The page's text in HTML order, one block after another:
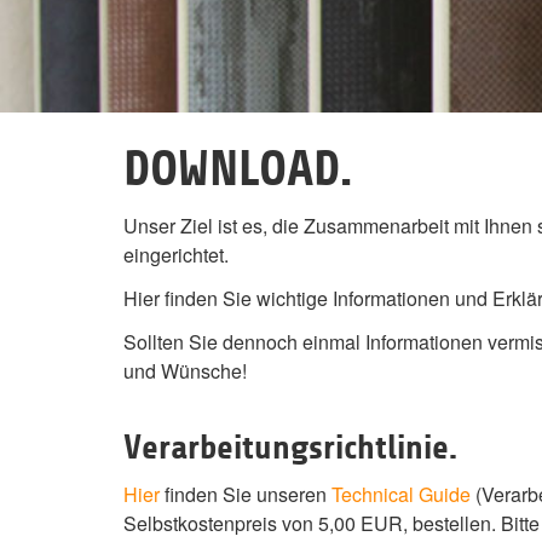
DOWNLOAD.
Unser Ziel ist es, die Zusammenarbeit mit
eingerichtet.
Hier finden Sie wichtige Informationen und
Sollten Sie dennoch einmal Informationen
und Wünsche!
Verarbeitungsrichtlinie.
Hierfinden Sie unseren Technical Guide
Selbstkostenpreis von 5,00 EUR, bestellen.